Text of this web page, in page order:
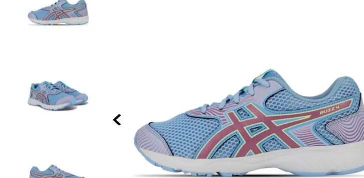
8º
vans
9
new balance
10º chuteira